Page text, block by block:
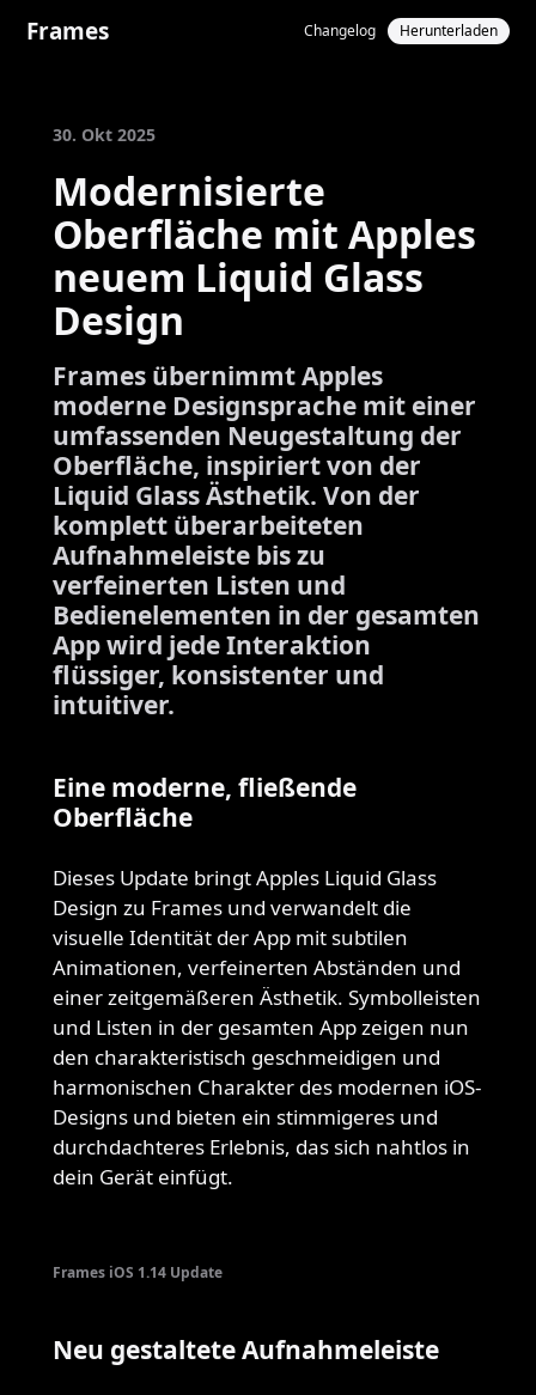
Frames Changelog Herunterladen
30. Okt 2025
Modernisierte
Oberfläche mit Apples
neuem Liquid Glass
Design
Frames übernimmt Apples
moderne Designsprache mit einer
umfassenden Neugestaltung der
Oberfläche, inspiriert von der
Liquid Glass Ästhetik. Von der
komplett überarbeiteten
Aufnahmeleiste bis zu
verfeinerten Listen und
Bedienelementen in der gesamten
App wird jede Interaktion
flüssiger, konsistenter und
intuitiver.
Eine moderne, fließende
Oberfläche
Dieses Update bringt Apples Liquid Glass
Design zu Frames und verwandelt die
visuelle Identität der App mit subtilen
Animationen, verfeinerten Abständen und
einer zeitgemäßeren Ästhetik. Symbolleisten
und Listen in der gesamten App zeigen nun
den charakteristisch geschmeidigen und
harmonischen Charakter des modernen iOS-
Designs und bieten ein stimmigeres und
durchdachteres Erlebnis, das sich nahtlos in
dein Gerät einfügt.
Frames iOS 1.14 Update
Neu gestaltete Aufnahmeleiste